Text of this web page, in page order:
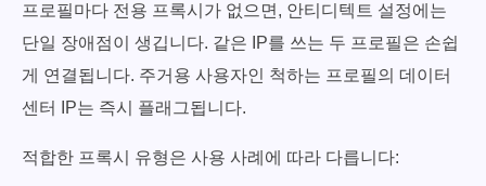
프로필마다 전용 프록시가 없으면, 안티디텍트 설정에는
단일 장애점이 생깁니다. 같은 IP를 쓰는 두 프로필은 손쉽
게 연결됩니다. 주거용 사용자인 척하는 프로필의 데이터
센터 IP는 즉시 플래그됩니다.
적합한 프록시 유형은 사용 사례에 따라 다릅니다: